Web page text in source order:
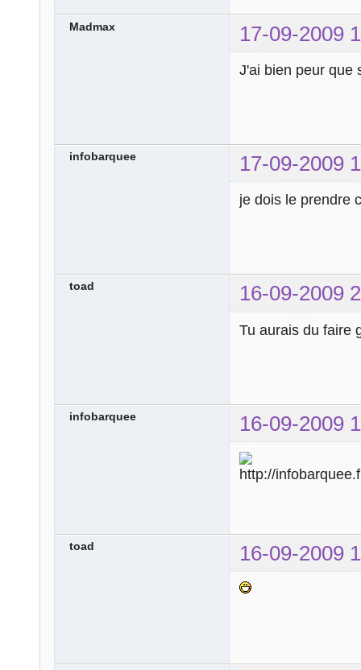
Madmax 17-09-2009
J'ai bien peur que
infobarquee 17-09-2009
je dois le prendre
toad 16-09-2009
Tu aurais du faire
infobarquee 16-09-2009
toad 16-09-2009